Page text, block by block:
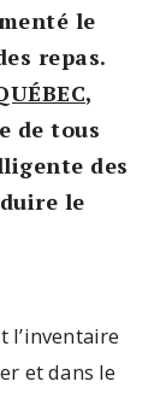
le
repas.
,
de tous
des
le
l’inventaire
et dans le